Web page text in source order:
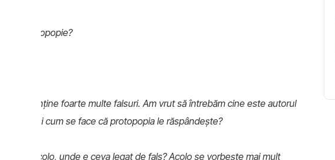
la protopopie?
ziarul conține foarte multe falsuri. Am vrut să întrebăm cine este autorul
tiraj și cum se face că protopopia le răspândește?
să văd acolo, unde e ceva legat de fals? Acolo se vorbește mai mult